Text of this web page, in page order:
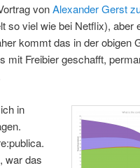
vonAlexander Gerst
so viel wie bei Netflix), aber
kommt das in der obigen
mit Freibier geschafft,
in
war das